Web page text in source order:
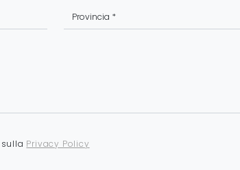
Privacy Policy